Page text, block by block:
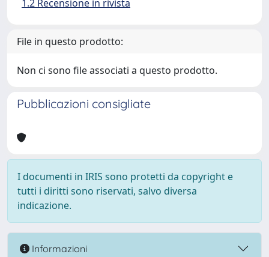
1.2 Recensione in rivista
File in questo prodotto:
Non ci sono file associati a questo prodotto.
Pubblicazioni consigliate
I documenti in IRIS sono protetti da copyright e
tutti i diritti sono riservati, salvo diversa
indicazione.
Informazioni